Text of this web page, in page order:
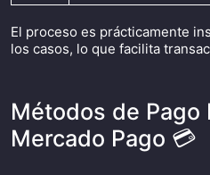
El proceso es prácticamente
los casos, lo que facilita
Métodos de Pago
Mercado Pago 💳